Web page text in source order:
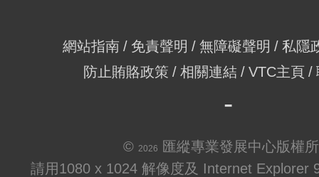
網站指南 免責聲明 無障礙聲明
私隱
防止賄賂政策
相關連結 VTC主頁
© 2026
匯縱專業發展中心版權
請用1080 x 1024 解像度及 Internet Explorer